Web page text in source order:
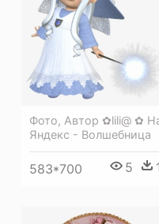
Фото, Автор ✿lili@ ✿
Яндекс - Волшебница
583*700 5